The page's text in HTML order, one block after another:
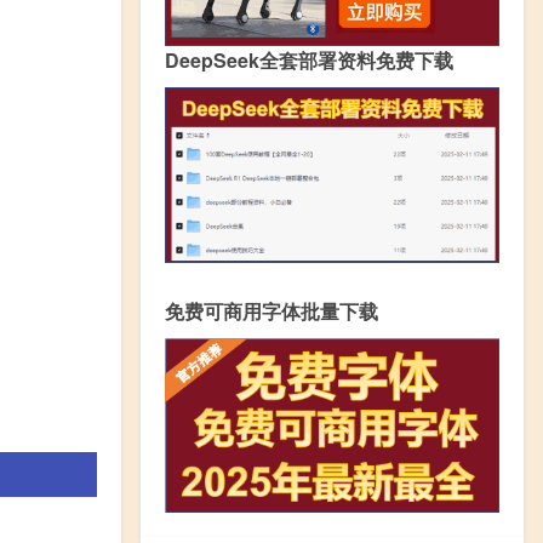
DeepSeek全套部署资料免费下载
免费可商用字体批量下载